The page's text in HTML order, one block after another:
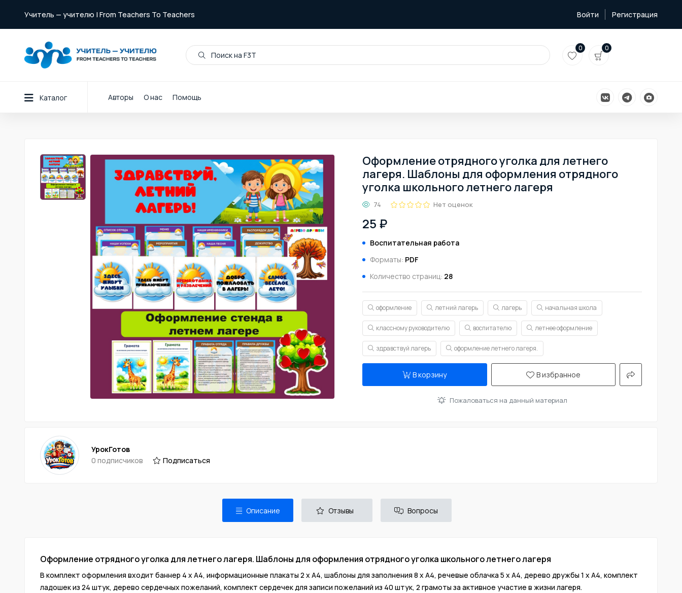
Учитель — учителю | From Teachers To Teachers Войти Регистрация
Поиск на F3T
0 0
Каталог Авторы О нас Помощь
Оформление отрядного уголка для летнего
лагеря. Шаблоны для оформления отрядного
уголка школьного летнего лагеря
74 Нет оценок
25 ₽
Воспитательная работа
Форматы: PDF
Количество страниц: 28
оформление летний лагерь лагерь начальная школа
классному руководителю воспитателю летнее оформление
здравствуй лагерь оформление летнего лагеря.
В корзину В избранное
Пожаловаться на данный материал
УрокГотов
0 подписчиков
Подписаться
Описание Отзывы Вопросы
Оформление отрядного уголка для летнего лагеря. Шаблоны для оформления отрядного уголка школьного летнего лагеря
В комплект оформления входит баннер 4 х А4, информационные плакаты 2 х А4, шаблоны для заполнения 8 х А4, речевые облачка 5 х А4, дерево дружбы 1 х А4, комплект
ладошек из 24 штук, дерево сердечных пожеланий, комплект сердечек для записи пожеланий из 40 штук, 2 грамоты за активное участие в жизни лагеря.